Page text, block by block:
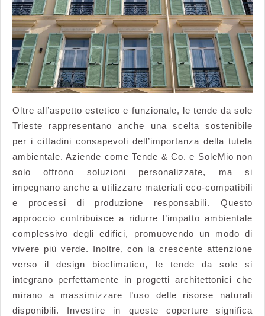
Oltre all’aspetto estetico e funzionale, le tende da sole
Trieste rappresentano anche una scelta sostenibile
per i cittadini consapevoli dell’importanza della tutela
ambientale. Aziende come Tende & Co. e SoleMio non
solo offrono soluzioni personalizzate, ma si
impegnano anche a utilizzare materiali eco-compatibili
e processi di produzione responsabili. Questo
approccio contribuisce a ridurre l’impatto ambientale
complessivo degli edifici, promuovendo un modo di
vivere più verde. Inoltre, con la crescente attenzione
verso il design bioclimatico, le tende da sole si
integrano perfettamente in progetti architettonici che
mirano a massimizzare l’uso delle risorse naturali
disponibili. Investire in queste coperture significa